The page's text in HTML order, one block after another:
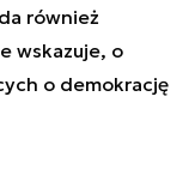
również
wskazuje, o
o demokrację